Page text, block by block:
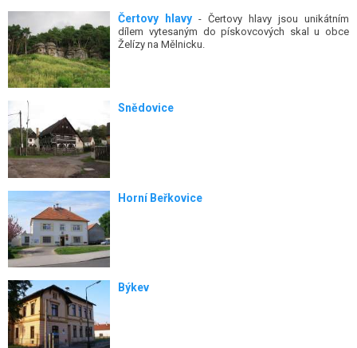
Čertovy hlavy - Čertovy hlavy jsou unikátním
dílem vytesaným do pískovcových skal u obce
Želízy na Mělnicku.
Snědovice
Horní Beřkovice
Býkev